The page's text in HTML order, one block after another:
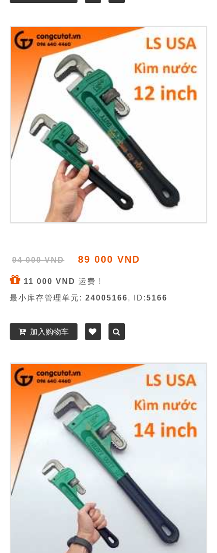
94 000 VND 89 000 VND
11 000 VND 运费 !
最小库存管理单元: 24005166, ID:5166
加入购物车